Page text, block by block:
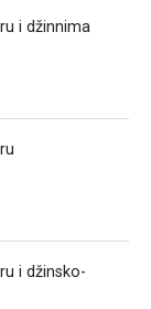
i džinnima
i džinsko-